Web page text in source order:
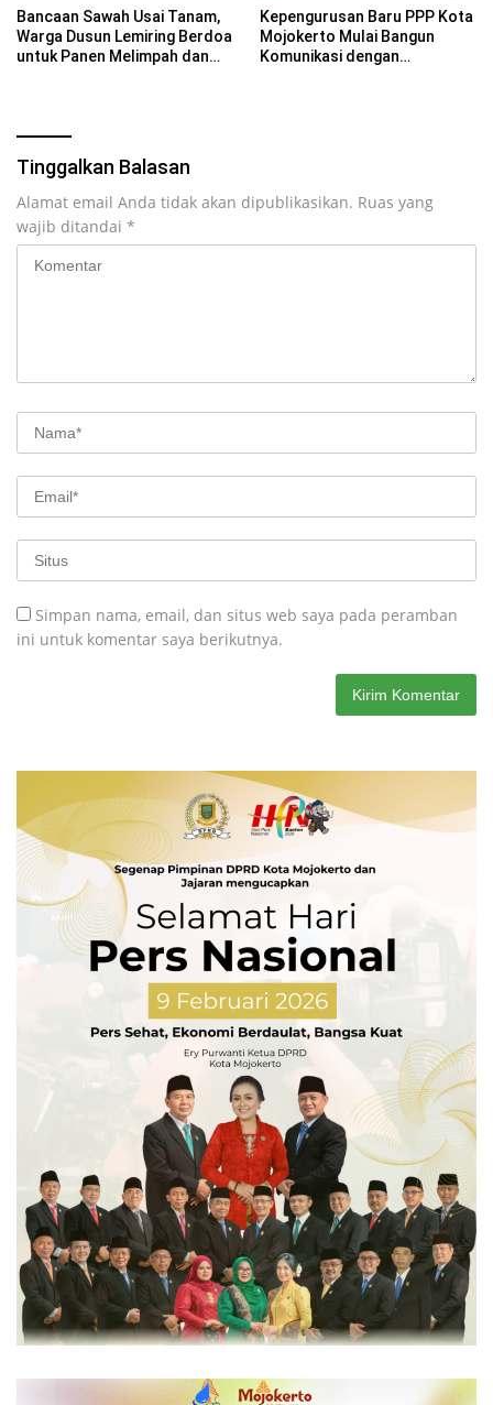
Bancaan Sawah Usai Tanam,
Warga Dusun Lemiring Berdoa
untuk Panen Melimpah dan
Kepengurusan Baru PPP Kota
Mojokerto Mulai Bangun
Komunikasi dengan
Tinggalkan Balasan
Alamat email Anda tidak akan dipublikasikan. Ruas yang
wajib ditandai *
Simpan nama, email, dan situs web saya pada peramban
ini untuk komentar saya berikutnya.